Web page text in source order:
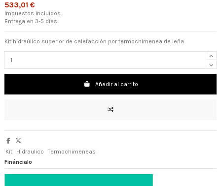
533,01 €
Impuestos incluidos
Entrega en 3-5 días
Kit hidraúlico superior de calefacción por termochimenea de leña
Añadir al carrito
Kit Hidraulico
Termochimeneas
Fináncialo